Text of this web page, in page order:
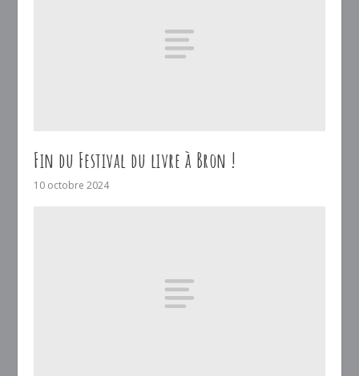
Fin du Festival du livre à Bron !
10 octobre 2024